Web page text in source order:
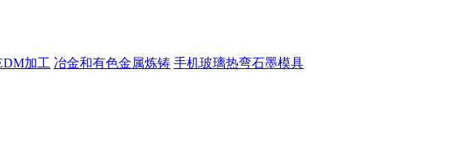
加工 冶金和有色金属炼铸 手机玻璃热弯石墨模具